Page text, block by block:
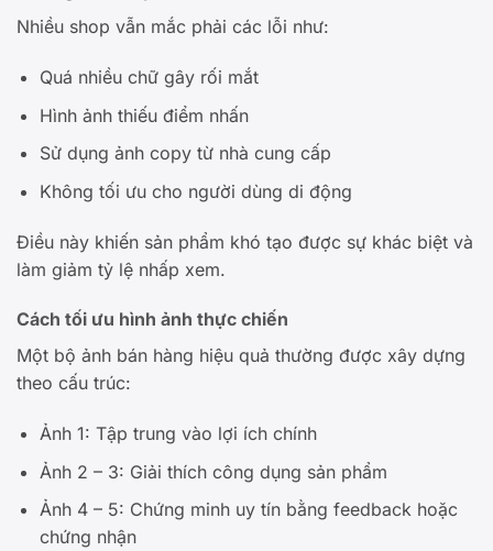
Nhiều shop vẫn mắc phải các lỗi như:
Quá nhiều chữ gây rối mắt
Hình ảnh thiếu điểm nhấn
Sử dụng ảnh copy từ nhà cung cấp
Không tối ưu cho người dùng di động
Điều này khiến sản phẩm khó tạo được sự khác biệt và
làm giảm tỷ lệ nhấp xem.
Cách tối ưu hình ảnh thực chiến
Một bộ ảnh bán hàng hiệu quả thường được xây dựng
theo cấu trúc:
Ảnh 1: Tập trung vào lợi ích chính
Ảnh 2 – 3: Giải thích công dụng sản phẩm
Ảnh 4 – 5: Chứng minh uy tín bằng feedback hoặc
chứng nhận